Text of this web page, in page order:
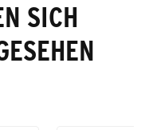
SICH